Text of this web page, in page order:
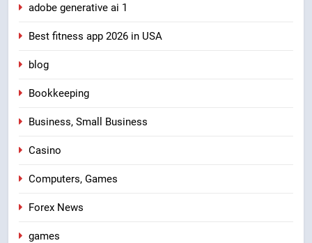
adobe generative ai 1
Best fitness app 2026 in USA
blog
Bookkeeping
Business, Small Business
Casino
Computers, Games
Forex News
games